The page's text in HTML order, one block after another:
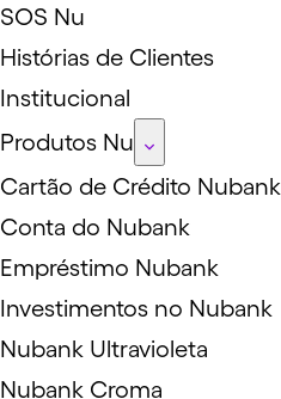
SOS Nu
Histórias de Clientes
Institucional
Produtos Nu
Cartão de Crédito Nubank
Conta do Nubank
Empréstimo Nubank
Investimentos no Nubank
Nubank Ultravioleta
Nubank Croma